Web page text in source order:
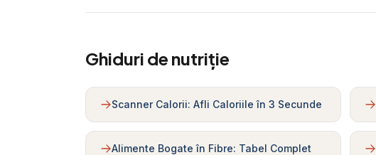
Ghiduri de nutriție
Scanner Calorii: Afli Caloriile în 3 Secunde
Alimente Bogate în Fibre: Tabel Complet